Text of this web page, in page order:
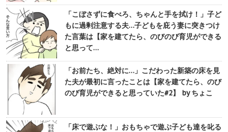
「こぼさずに食べろ、ちゃんと手を拭け！」子ど
もに過剰注意する夫…子どもを庇う妻に突きつけ
た言葉は【家を建てたら、のびのび育児ができる
と思って…
「お前たち、絶対に…」こだわった新築の床を見
た夫が最初に言ったことは【家を建てたら、のび
のび育児ができると思っていた#2】 by ちょこ
「床で遊ぶな！」おもちゃで遊ぶ子ども達を叱る